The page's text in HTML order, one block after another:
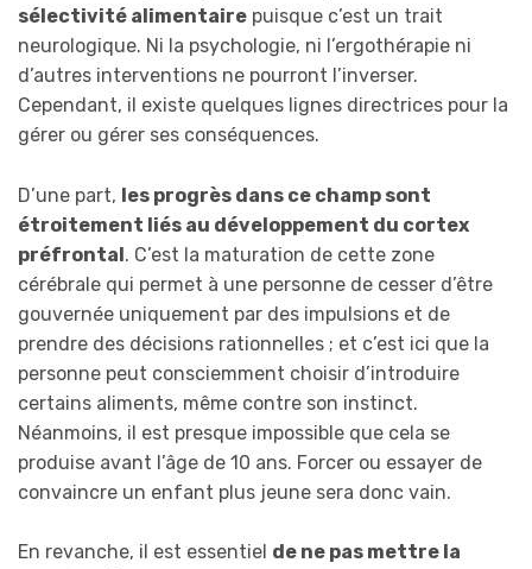
sélectivité alimentaire puisque c’est un trait
neurologique. Ni la psychologie, ni l’ergothérapie ni
d’autres interventions ne pourront l’inverser.
Cependant, il existe quelques lignes directrices pour la
gérer ou gérer ses conséquences.
D’une part, les progrès dans ce champ sont
étroitement liés au développement du cortex
préfrontal. C’est la maturation de cette zone
cérébrale qui permet à une personne de cesser d’être
gouvernée uniquement par des impulsions et de
prendre des décisions rationnelles ; et c’est ici que la
personne peut consciemment choisir d’introduire
certains aliments, même contre son instinct.
Néanmoins, il est presque impossible que cela se
produise avant l’âge de 10 ans. Forcer ou essayer de
convaincre un enfant plus jeune sera donc vain.
En revanche, il est essentiel de ne pas mettre la